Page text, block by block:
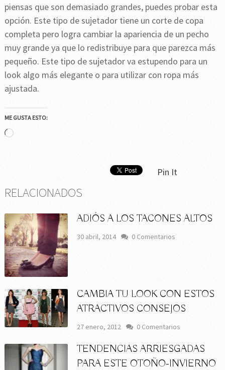
piensas que son demasiado grandes, puedes probar esta
opción. Este tipo de sujetador tiene un corte de copa
completa pero logra cambiar la apariencia de un pecho
muy grande ya que lo redistribuye para que parezca más
pequeño. Este tipo de sujetador va estupendo para un
look algo más elegante o para utilizar con ropa más
ajustada.
ME GUSTA ESTO:
Cargando...
Pin It
RELACIONADOS
ADIÓS A LOS TACONES ALTOS
30 abril, 2014 0 Comentarios
CAMBIA TU LOOK CON ESTOS
ATRACTIVOS CONSEJOS
27 enero, 2012 0 Comentarios
TENDENCIAS ARRIESGADAS
PARA ESTE OTOÑO-INVIERNO